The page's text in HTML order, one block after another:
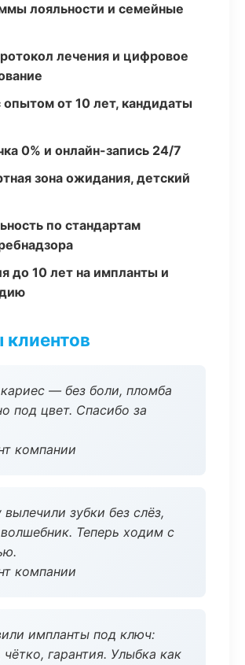
лояльности и семейные
лечения и цифровое
опытом от 10 лет, кандидаты
0% и онлайн-запись 24/7
зона ожидания, детский
по стандартам
до 10 лет на импланты и
— без боли, пломба
под цвет. Спасибо за
компании
вылечили зубки без слёз,
Теперь ходим с
компании
импланты под ключ:
гарантия. Улыбка как